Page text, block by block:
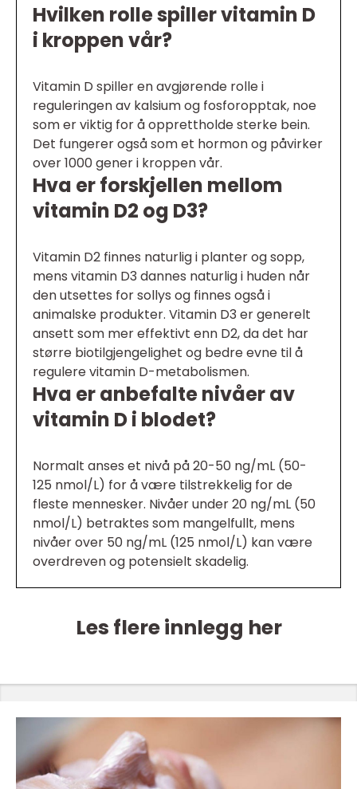
Hvilken rolle spiller vitamin D
i kroppen vår?
Vitamin D spiller en avgjørende rolle i
reguleringen av kalsium og fosforopptak, noe
som er viktig for å opprettholde sterke bein.
Det fungerer også som et hormon og påvirker
over 1000 gener i kroppen vår.
Hva er forskjellen mellom
vitamin D2 og D3?
Vitamin D2 finnes naturlig i planter og sopp,
mens vitamin D3 dannes naturlig i huden når
den utsettes for sollys og finnes også i
animalske produkter. Vitamin D3 er generelt
ansett som mer effektivt enn D2, da det har
større biotilgjengelighet og bedre evne til å
regulere vitamin D-metabolismen.
Hva er anbefalte nivåer av
vitamin D i blodet?
Normalt anses et nivå på 20-50 ng/mL (50-
125 nmol/L) for å være tilstrekkelig for de
fleste mennesker. Nivåer under 20 ng/mL (50
nmol/L) betraktes som mangelfullt, mens
nivåer over 50 ng/mL (125 nmol/L) kan være
overdreven og potensielt skadelig.
Les flere innlegg her